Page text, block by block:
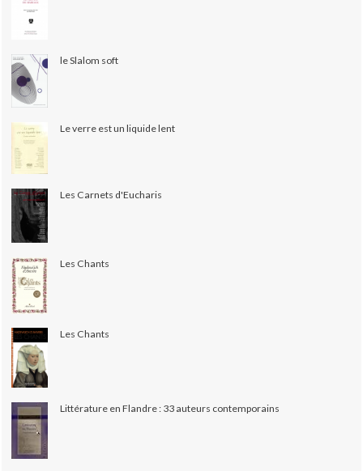
le Slalom soft
Le verre est un liquide lent
Les Carnets d'Eucharis
Les Chants
Les Chants
Littérature en Flandre : 33 auteurs contemporains